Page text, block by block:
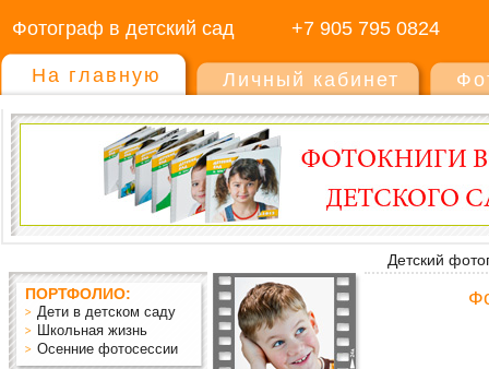
Фотограф в детский сад +7 905 795 0824
На главную Личный кабинет
Детский
ПОРТФОЛИО:
Дети в детском саду
Школьная жизнь
Осенние фотосессии